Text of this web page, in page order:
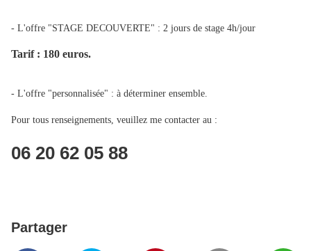
- L'offre "STAGE DECOUVERTE" : 2 jours de stage 4h/jour
Tarif : 180 euros.
- L'offre "personnalisée" : à déterminer ensemble.
Pour tous renseignements, veuillez me contacter au :
06 20 62 05 88
Partager